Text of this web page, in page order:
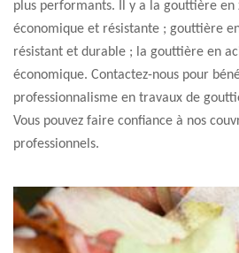
plus performants. Il y a la gouttière en
économique et résistante ; gouttière
résistant et durable ; la gouttière en
économique. Contactez-nous pour
professionnalisme en travaux de
Vous pouvez faire confiance à nos
professionnels.